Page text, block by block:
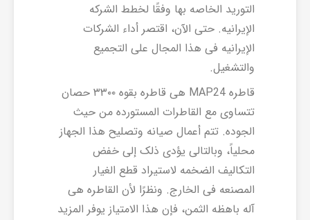
التورید الخاصه بها وفقًا لخطط الشرکه
الإیرانیه. حتى الآن، اقتصر أداء الشرکات
الإیرانیه فی هذا المجال على التجمیع
والتشغیل.
قاطره MAP24 هی قاطره بقوه ۳۳۰۰ حصان
تتساوى مع القاطرات المستورده من حیث
الجوده. تتم أعمال صیانه وتصلیح هذا الجهاز
محلیاً، وبالتالی یؤدی ذلک إلى خفض
التکالیف الضخمه لاستیراد قطع الغیار
المصنعه فی الخارج. ونظرًا لأن القاطره هی
آله باهظه الثمن، فإن هذا الامتیاز یوفر المزید